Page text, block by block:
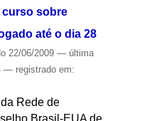
curso sobre
até o dia 28
22/06/2009 — última
— registrado em:
Rede de